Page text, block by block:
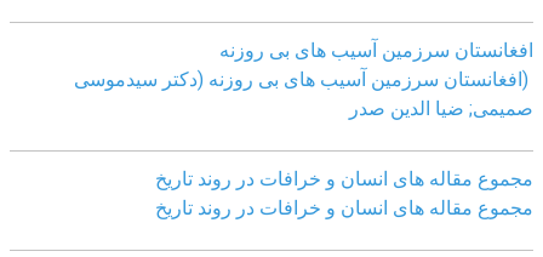
افغانستان سرزمین آسیب های بی روزنه
(افغانستان سرزمین آسیب های بی روزنه (دکتر سیدموسی
صمیمی; ضیا الدین صدر
مجموع مقاله های انسان و خرافات در روند تاریخ
مجموع مقاله های انسان و خرافات در روند تاریخ